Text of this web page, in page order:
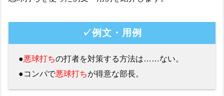
✓例文・用例
●悪球打ちの打者を対策する方法は……ない。
●コンパで悪球打ちが得意な部長。